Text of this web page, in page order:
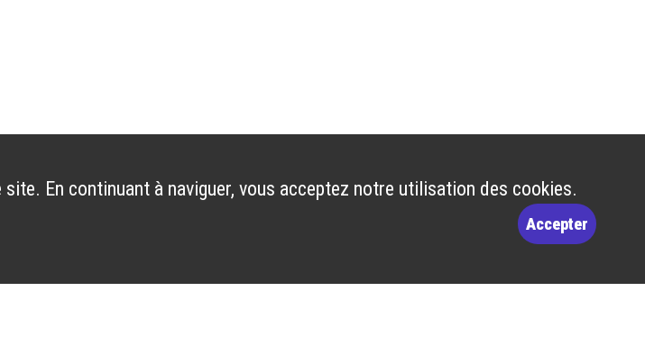
En continuant à naviguer, vous acceptez notre utilisation des cookies.
Accepter